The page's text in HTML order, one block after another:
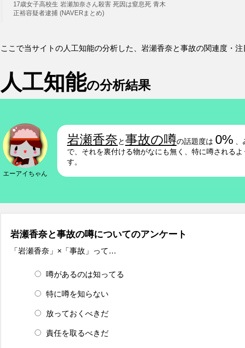
17歳女子高校生 岩瀬加奈さん殺害 死因は窒息死 青木
正裕容疑者逮捕 (NAVERまとめ)
ここで当サイトの人工知能の分析した、岩瀬香奈と事故の関連度・注
人工知能の分析結果
エーアイちゃん
岩瀬香奈と事故の噂の話題度は 0%
で、それを裏付ける物がなにも無く、特に噂される
す。
岩瀬香奈と事故の噂についてのアンケート
「岩瀬香奈」×「事故」って…
噂があるのは知ってる
特に噂を知らない
放っておくべきだ
責任を取るべきだ